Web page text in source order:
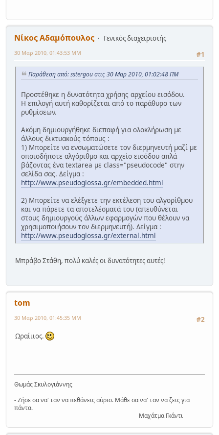
Νίκος Αδαμόπουλος
Γενικός διαχειριστής
#1
30 Μαρ 2010, 01:43:53 ΜΜ
Παράθεση από: sstergou στις 30 Μαρ 2010, 01:02:48 ΠΜ
Προστέθηκε η δυνατότητα χρήσης αρχείου εισόδου.
Η επιλογή αυτή καθορίζεται από το παράθυρο των
ρυθμίσεων.
Ακόμη δημιουργήθηκε διεπαφή για ολοκλήρωση με
άλλους δικτυακούς τόπους :
1) Μπορείτε να ενσωματώσετε τον διερμηνευτή μαζί με
οποιοδήποτε αλγόριθμο και αρχείο εισόδου απλά
βάζοντας ένα textarea με class="pseudocode" στην
σελίδα σας. Δείγμα :
http://www.pseudoglossa.gr/embedded.html
2) Μπορείτε να ελέξγετε την εκτέλεση του αλγορίθμου
και να πάρετε τα αποτελέσματά του (απευθύνεται
στους δημιουργούς άλλων εφαρμογών που θέλουν να
χρησιμοποιήσουν τον διερμηνευτή). Δείγμα :
http://www.pseudoglossa.gr/external.html
Μπράβο Στάθη, πολύ καλές οι δυνατότητες αυτές!
tom
#2
30 Μαρ 2010, 01:45:35 ΜΜ
Ωραίιιος.
Θωμάς Σκυλογιάννης
- Ζήσε σα να' ταν να πεθάνεις αύριο. Μάθε σα να' ταν να ζεις για
πάντα.
Μαχάτμα Γκάντι